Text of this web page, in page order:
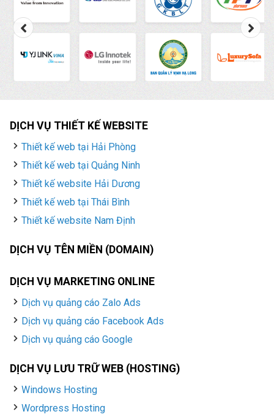
DỊCH VỤ THIẾT KẾ WEBSITE
Thiết kế web tại Hải Phòng
Thiết kế web tại Quảng Ninh
Thiết kế website Hải Dương
Thiết kế web tại Thái Bình
Thiết kế website Nam Định
DỊCH VỤ TÊN MIỀN (DOMAIN)
DỊCH VỤ MARKETING ONLINE
Dịch vụ quảng cáo Zalo Ads
Dịch vụ quảng cáo Facebook Ads
Dịch vụ quảng cáo Google
DỊCH VỤ LƯU TRỮ WEB (HOSTING)
Windows Hosting
Wordpress Hosting